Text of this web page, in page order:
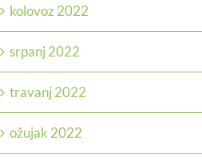
kolovoz 2022
srpanj 2022
travanj 2022
ožujak 2022